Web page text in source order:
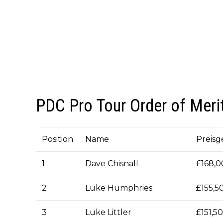
PDC Pro Tour Order of
Position Name
1 Dave Chisnall
2 Luke Humphries
3 Luke Littler